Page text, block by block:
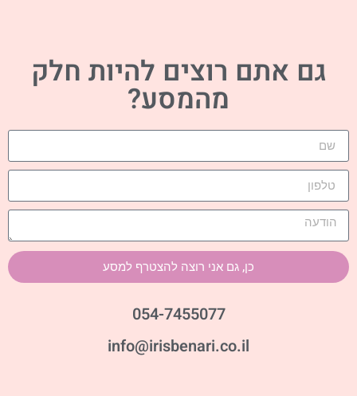
גם אתם רוצים להיות חלק
מהמסע?
כן, גם אני רוצה להצטרף למסע
054-7455077
info@irisbenari.co.il